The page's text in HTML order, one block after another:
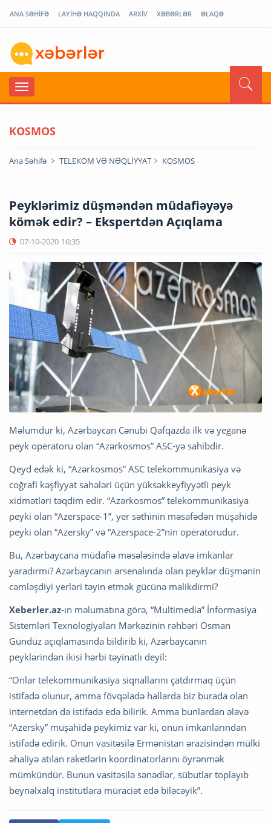
ANA SƏHİFƏ LAYİHƏ HAQQINDA ARXİV XƏBƏRLƏR ƏLAQƏ
KOSMOS
Ana Səhifə TELEKOM VƏ NƏQLİYYAT KOSMOS
Peyklərimiz düşməndən müdafiəyəyə
kömək edir? – Ekspertdən Açıqlama
07-10-2020 16:35
Məlumdur ki, Azərbaycan Cənubi Qafqazda ilk və yeganə
peyk operatoru olan “Azərkosmos” ASC-yə sahibdir.
Qeyd edək ki, “Azərkosmos” ASC telekommunikasiya və
coğrafi kəşfiyyat sahələri üçün yüksəkkeyfiyyətli peyk
xidmətləri təqdim edir. “Azərkosmos” telekommunikasiya
peyki olan “Azerspace-1”, yer səthinin məsafədən müşahidə
peyki olan “Azersky” və “Azerspace-2”nin operatorudur.
Bu, Azərbaycana müdafiə məsələsində əlavə imkanlar
yaradırmı? Azərbaycanın arsenalında olan peyklər düşmənin
cəmləşdiyi yerləri təyin etmək gücünə malikdirmi?
Xeberler.az-ın məlumatına görə, “Multimedia” İnformasiya
Sistemləri Texnologiyaları Mərkəzinin rəhbəri Osman
Gündüz açıqlamasında bildirib ki, Azərbaycanın
peyklərindən ikisi hərbi təyinatlı deyil:
“Onlar telekommunikasiya siqnallarını çatdırmaq üçün
istifadə olunur, amma fövqəladə hallarda biz burada olan
internetdən də istifadə edə bilirik. Amma bunlardan əlavə
“Azersky” müşahidə peykimiz var ki, onun imkanlarından
istifadə edirik. Onun vasitəsilə Ermənistan ərazisindən mülki
əhaliyə atılan raketlərin koordinatorlarını öyrənmək
mümkündür. Bunun vasitəsilə sənədlər, sübutlar toplayıb
beynəlxalq institutlara müraciət edə biləcəyik”.